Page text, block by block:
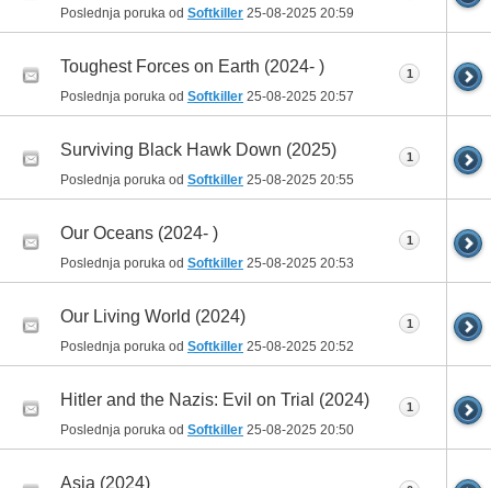
Poslednja poruka od Softkiller 25-08-2025 20:59
Toughest Forces on Earth (2024- )
Poslednja poruka od Softkiller 25-08-2025 20:57
1
Surviving Black Hawk Down (2025)
Poslednja poruka od Softkiller 25-08-2025 20:55
1
Our Oceans (2024- )
Poslednja poruka od Softkiller 25-08-2025 20:53
1
Our Living World (2024)
Poslednja poruka od Softkiller 25-08-2025 20:52
1
Hitler and the Nazis: Evil on Trial (2024)
Poslednja poruka od Softkiller 25-08-2025 20:50
1
Asia (2024)